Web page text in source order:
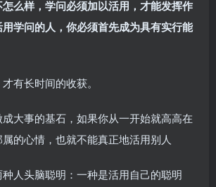
么样，学问必须加以活用，才能发挥作
学问的人，你必须首先成为具有实行能
有长时间的收获。
大事的基石，如果你从一开始就高高在
属的心情，也就不能真正地活用别人
人头脑聪明：一种是活用自己的聪明